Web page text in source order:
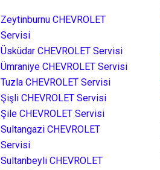
Zeytinburnu CHEVROLET
Servisi
Üsküdar CHEVROLET Servisi
Ümraniye CHEVROLET Servisi
Tuzla CHEVROLET Servisi
Şişli CHEVROLET Servisi
Şile CHEVROLET Servisi
Sultangazi CHEVROLET
Servisi
Sultanbeyli CHEVROLET